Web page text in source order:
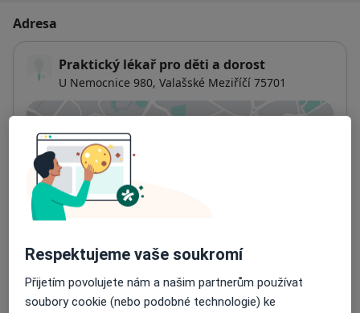
Adresa
Praktický lékař pro děti a dorost
U Nemocnice 980, Valašské Meziříčí 75701
Dostupnost
Na této adrese online kalendář není aktivní
Co mám v takové situaci udělat?
Způsoby platby (soukromé návštěvy)
Na teto adrese lékař přijímá pacienty na pojišťovnu
Detaily
Respektujeme vaše soukromí
Přijetím povolujete nám a našim partnerům používat
soubory cookie (nebo podobné technologie) ke